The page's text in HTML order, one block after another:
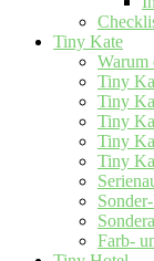
Tiny Kate
Warum
Tiny
Tiny
Tiny
Tiny
Tiny
Farb-